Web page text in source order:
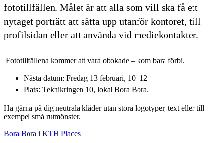
fototillfällen. Målet är att alla som vill ska få ett
nytaget porträtt att sätta upp utanför kontoret, till
profilsidan eller att använda vid mediekontakter.
Fototillfällena kommer att vara obokade – kom bara förbi.
Nästa datum: Fredag 13 februari, 10–12
Plats: Teknikringen 10, lokal Bora Bora.
Ha gärna på dig neutrala kläder utan stora logotyper, text eller till
exempel små rutmönster.
Bora Bora i KTH Places